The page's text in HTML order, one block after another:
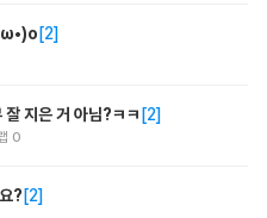
[2]
지은 거 아님?ㅋㅋ [2]
0
? [2]